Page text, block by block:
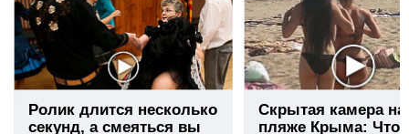
Ролик длится несколько
секунд, а смеяться вы
Скрытая камера на
пляже Крыма: Что